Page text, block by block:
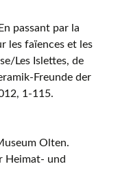
passant par la
les faïences et les
Les Islettes, de
Freunde der
1-115.
Olten.
Heimat- und